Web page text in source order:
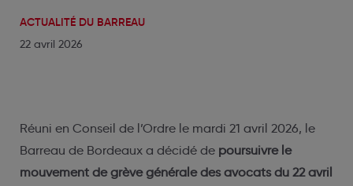
ACTUALITÉ DU BARREAU
22 avril 2026
Réuni en Conseil de l’Ordre le mardi 21 avril 2026, le
Barreau de Bordeaux a décidé de poursuivre le
mouvement de grève générale des avocats du 22 avril